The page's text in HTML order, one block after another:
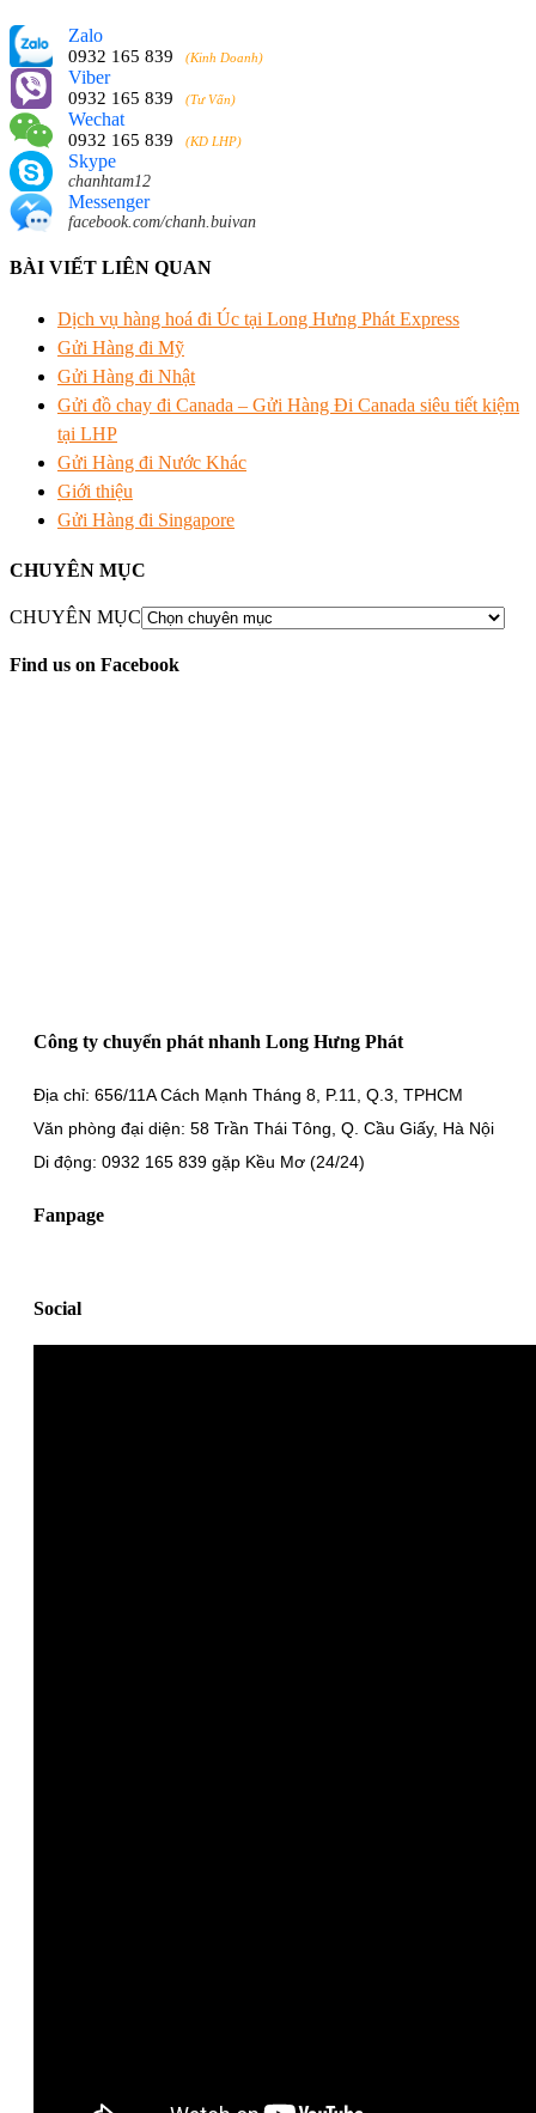
Zalo
0932 165 839 (Kinh Doanh)
Viber
0932 165 839 (Tư Vấn)
Wechat
0932 165 839 (KD LHP)
Skype
chanhtam12
Messenger
facebook.com/chanh.buivan
BÀI VIẾT LIÊN QUAN
Dịch vụ hàng hoá đi Úc tại Long Hưng Phát Express
Gửi Hàng đi Mỹ
Gửi Hàng đi Nhật
Gửi đồ chay đi Canada – Gửi Hàng Đi Canada siêu tiết kiệm
tại LHP
Gửi Hàng đi Nước Khác
Giới thiệu
Gửi Hàng đi Singapore
CHUYÊN MỤC
CHUYÊN MỤC
Find us on Facebook
Công ty chuyển phát nhanh Long Hưng Phát
Địa chỉ: 656/11A Cách Mạnh Tháng 8, P.11, Q.3, TPHCM
Văn phòng đại diện: 58 Trần Thái Tông, Q. Cầu Giấy, Hà Nội
Di động: 0932 165 839 gặp Kều Mơ (24/24)
Fanpage
Social